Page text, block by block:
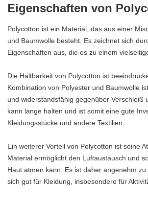
Eigenschaften von
Polycotton ist ein Material, das aus einer
und Baumwolle besteht. Es zeichnet sich
Eigenschaften aus, die es zu einem
Die Haltbarkeit von Polycotton ist
Kombination von Polyester und Baumwolle
und widerstandsfähig gegenüber Verschleiß
kann lange halten und ist somit eine gute
Kleidungsstücke und andere Textilien.
Ein weiterer Vorteil von Polycotton ist seine
Material ermöglicht den Luftaustausch und
Haut atmen kann. Es ist daher angenehm
sich gut für Kleidung, insbesondere für